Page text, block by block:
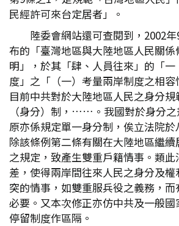
民經許可來台定居者」。
陸委會網站還可查閱到，2002
布的「臺灣地區與大陸地區人民關
明」，於其「肆、人員往來」的「
度」之「（一）考量兩岸制度之相容
目前中共對於大陸地區人民之身分
（身分）制，……。我國對於身分
原亦係規定單一身分制，俟立法院
除該條例第二條有關在大陸地區繼
之規定，致產生雙重戶籍情事。類
差，使得兩岸間往來人民之身分及
突的情事，如雙重服兵役之義務，
必要。又本次修正亦仿中共及一般
停留制度作區隔。